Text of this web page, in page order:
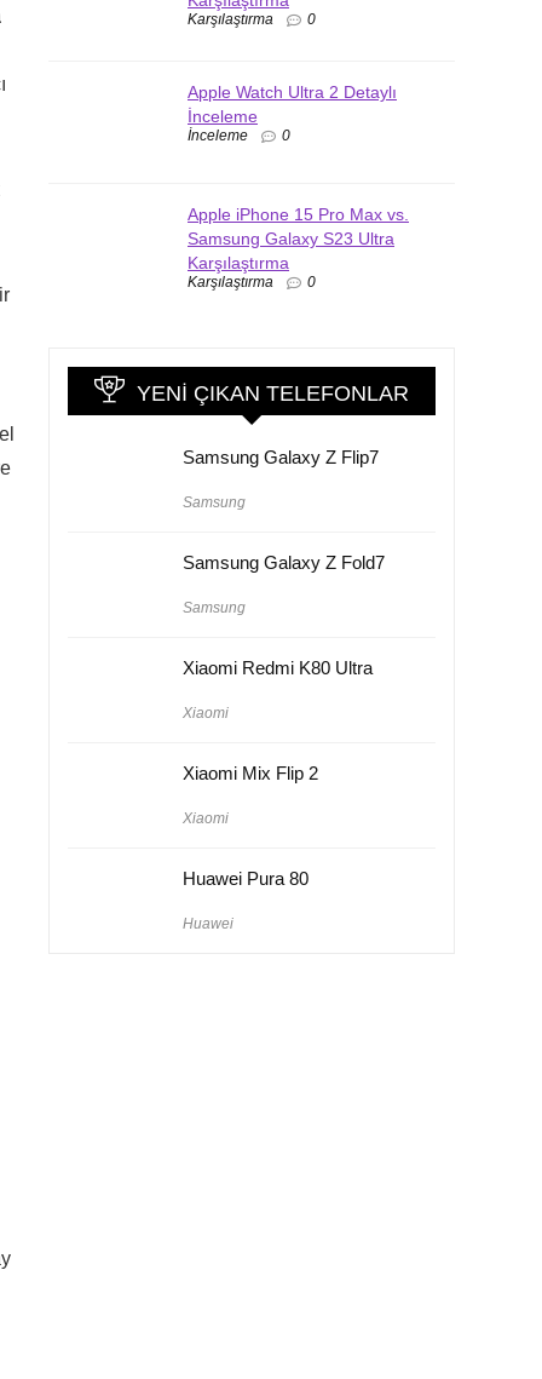
Karşılaştırma 0
Apple Watch Ultra 2 Detaylı
İnceleme
İnceleme 0
Apple iPhone 15 Pro Max vs.
Samsung Galaxy S23 Ultra
Karşılaştırma
Karşılaştırma 0
YENI ÇIKAN TELEFONLAR
Samsung Galaxy Z Flip7
Samsung
Samsung Galaxy Z Fold7
Samsung
Xiaomi Redmi K80 Ultra
Xiaomi
Xiaomi Mix Flip 2
Xiaomi
Huawei Pura 80
Huawei